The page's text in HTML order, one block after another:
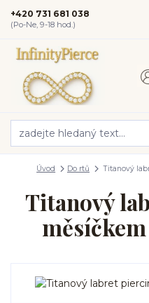
+420 731 681 038
(Po-Ne, 9-18 hod.)
Úvod Do rtů Titanový
Titanový